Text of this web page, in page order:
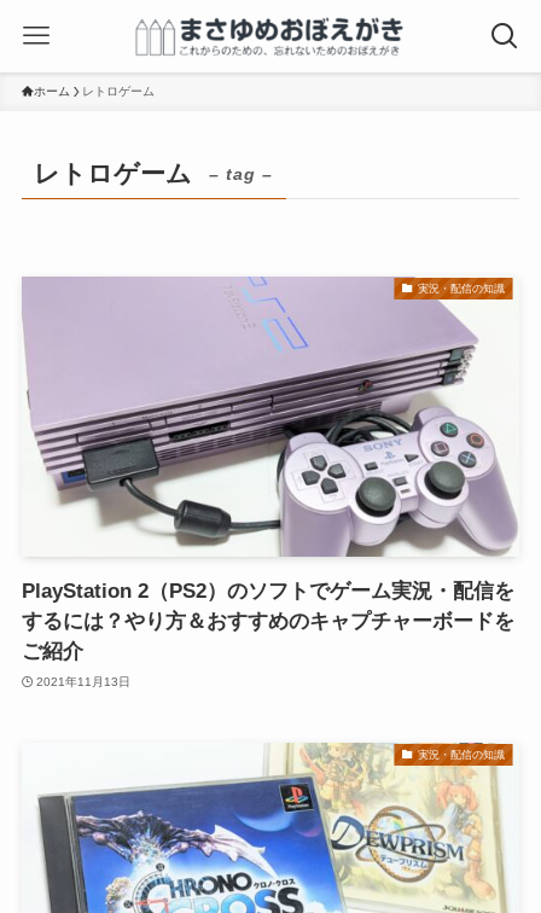
ホーム レトロゲーム
レトロゲーム – tag –
実況・配信の知識
PlayStation 2（PS2）のソフトでゲーム実況・配信を
するには？やり方＆おすすめのキャプチャーボードを
ご紹介
2021年11月13日
実況・配信の知識